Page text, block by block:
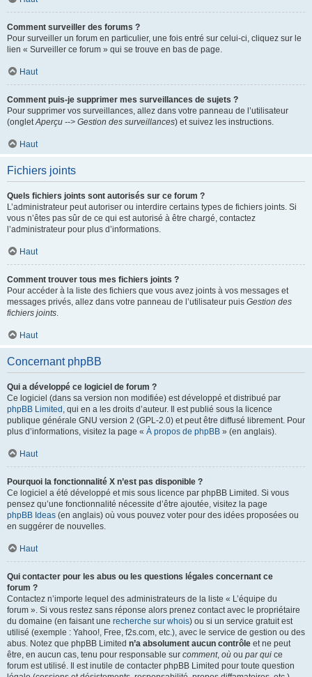
Comment surveiller des forums ?
Pour surveiller un forum en particulier, une fois entré sur celui-ci, cliquez sur le
lien « Surveiller ce forum » qui se trouve en bas de page.
Haut
Comment puis-je supprimer mes surveillances de sujets ?
Pour supprimer vos surveillances, allez dans votre panneau de l’utilisateur
(ongletAperçu --> Gestion des surveillances) et suivez les instructions.
Haut
Fichiers joints
Quels fichiers joints sont autorisés sur ce forum ?
L’administrateur peut autoriser ou interdire certains types de fichiers joints. Si
vous n’êtes pas sûr de ce qui est autorisé à être chargé, contactez
l’administrateur pour plus d’informations.
Haut
Comment trouver tous mes fichiers joints ?
Pour accéder à la liste des fichiers que vous avez joints à vos messages et
messages privés, allez dans votre panneau de l’utilisateur puis Gestion des
fichiers joints.
Haut
Concernant phpBB
Qui a développé ce logiciel de forum ?
Ce logiciel (dans sa version non modifiée) est développé et distribué par
phpBB Limited , qui en a les droits d’auteur. Il est publié sous la licence
publique générale GNU version 2 (GPL-2.0) et peut être diffusé librement. Pour
plus d’informations, visitez la page « À propos de phpBB » (en anglais).
Haut
Pourquoi la fonctionnalité X n’est pas disponible ?
Ce logiciel a été développé et mis sous licence par phpBB Limited. Si vous
pensez qu’une fonctionnalité nécessite d’être ajoutée, visitez la page
phpBB Ideas (en anglais) où vous pouvez voter pour des idées proposées ou
en suggérer de nouvelles.
Haut
Qui contacter pour les abus ou les questions légales concernant ce
forum ?
Contactez n’importe lequel des administrateurs de la liste « L’équipe du
forum ». Si vous restez sans réponse alors prenez contact avec le propriétaire
du domaine (en faisant une recherche sur whois) ou si un service gratuit est
utilisé (exemple : Yahoo!, Free, f2s.com, etc.), avec le service de gestion ou des
abus. Notez que phpBB Limited n’a absolument aucun contrôle et ne peut
être, en aucun cas, tenu pour responsable sur comment, où ou par qui ce
forum est utilisé. Il est inutile de contacter phpBB Limited pour toute question